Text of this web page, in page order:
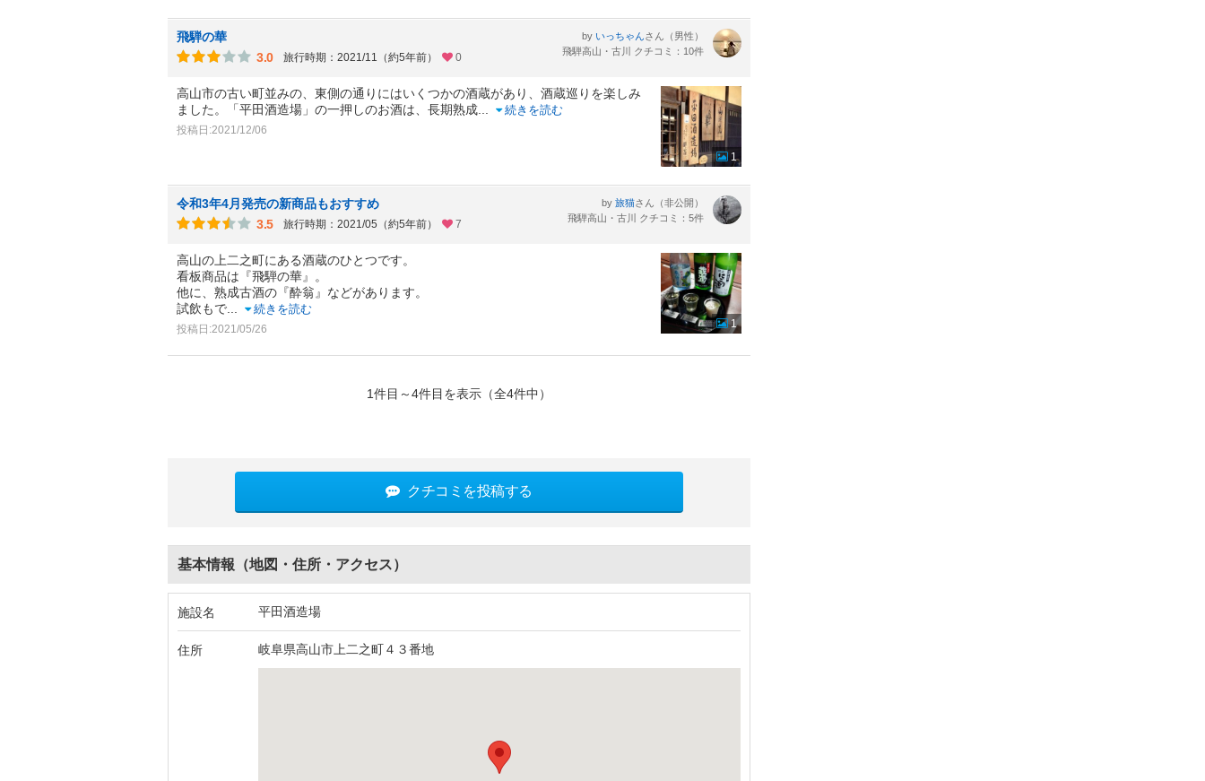
飛騨の華
3.0
旅行時期：2021/11（約5年前） 0
by いっちゃんさん（男性）
飛騨高山・古川 クチコミ：10件
高山市の古い町並みの、東側の通りにはいくつかの酒蔵があり、酒蔵巡りを楽しみ
ました。「平田酒造場」の一押しのお酒は、長期熟成
続きを読む
投稿日:2021/12/06
1
令和3年4月発売の新商品もおすすめ
3.5
旅行時期：2021/05（約5年前） 7
by 旅猫さん（非公開）
飛騨高山・古川 クチコミ：5件
高山の上二之町にある酒蔵のひとつです。
看板商品は『飛騨の華』。
他に、熟成古酒の『酔翁』などがあります。
試飲もで
続きを読む
投稿日:2021/05/26 1
1件目～4件目を表示（全4件中）
クチコミを投稿する
基本情報（地図・住所・アクセス）
施設名 平田酒造場
住所 岐阜県高山市上二之町４３番地